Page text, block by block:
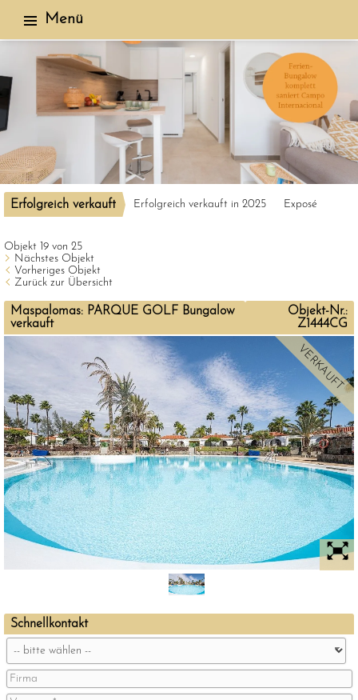
Menü
Erfolgreich verkauft Erfolgreich verkauft in 2025 Exposé
Objekt 19 von 25
Nächstes Objekt
Vorheriges Objekt
Zurück zur Übersicht
Maspalomas: PARQUE GOLF Bungalow
verkauft
Objekt-Nr.:
Z1444CG
VERKAUFT
Schnellkontakt